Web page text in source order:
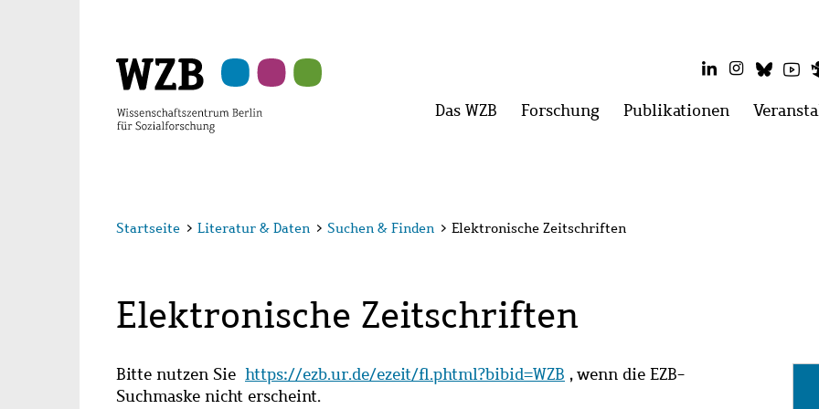
LinkedInInstagram
Hauptmenü
Das WZB Menü
Forschung Menü
Publikationen Menü
Startseite > Literatur & Daten > Suchen & Finden > Elektronische Zeitschriften
Elektronische Zeitschriften
Bitte nutzen Sie https://ezb.ur.de/ezeit/fl.phtml?bibid=WZB , wenn die EZB-
Suchmaske nicht erscheint.